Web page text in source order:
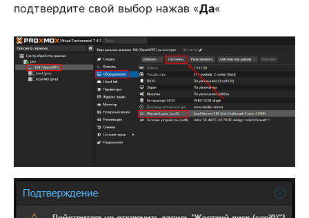
подтвердите свой выбор нажав «Да«